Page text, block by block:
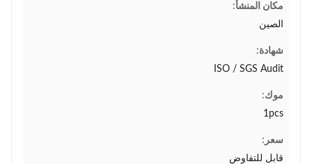
مكان المنشأ:
الصين
شهادة:
ISO / SGS Audit
موك:
1pcs
سعر:
قابل للتفاوض